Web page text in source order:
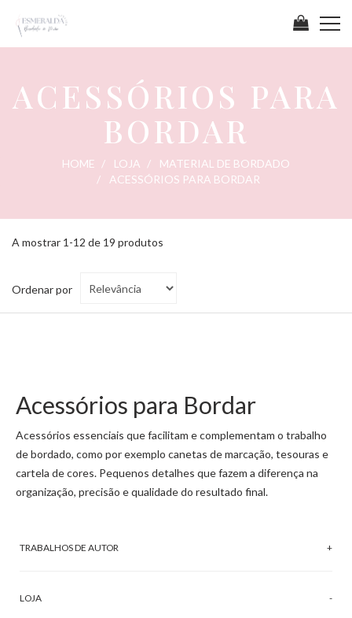
ACESSÓRIOS PARA
BORDAR
HOME LOJA
MATERIAL DE BORDADO
ACESSÓRIOS PARA BORDAR
A mostrar 1-12 de 19 produtos
Ordenar por Ordenar
Acessórios para Bordar
Acessórios essenciais que facilitam e complementam o trabalho
de bordado, como por exemplo canetas de marcação, tesouras e
cartela de cores. Pequenos detalhes que fazem a diferença na
organização, precisão e qualidade do resultado final.
TRABALHOS DE AUTOR
LOJA